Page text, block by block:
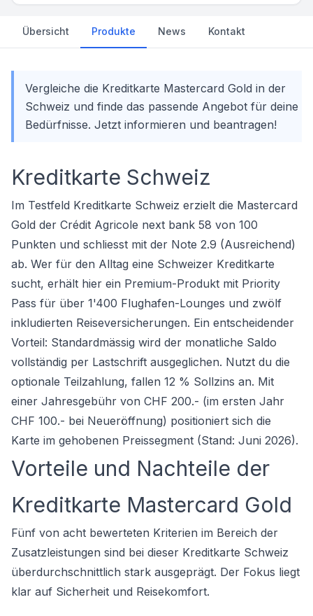
Übersicht Produkte News Kontakt
Vergleiche die Kreditkarte Mastercard Gold in der
Schweiz und finde das passende Angebot für deine
Bedürfnisse. Jetzt informieren und beantragen!
Kreditkarte Schweiz
Im Testfeld Kreditkarte Schweiz erzielt die Mastercard
Gold der Crédit Agricole next bank 58 von 100
Punkten und schliesst mit der Note 2.9 (Ausreichend)
ab. Wer für den Alltag eine Schweizer Kreditkarte
sucht, erhält hier ein Premium-Produkt mit Priority
Pass für über 1'400 Flughafen-Lounges und zwölf
inkludierten Reiseversicherungen. Ein entscheidender
Vorteil: Standardmässig wird der monatliche Saldo
vollständig per Lastschrift ausgeglichen. Nutzt du die
optionale Teilzahlung, fallen 12 % Sollzins an. Mit
einer Jahresgebühr von CHF 200.- (im ersten Jahr
CHF 100.- bei Neueröffnung) positioniert sich die
Karte im gehobenen Preissegment (Stand: Juni 2026).
Vorteile und Nachteile der
Kreditkarte Mastercard Gold
Fünf von acht bewerteten Kriterien im Bereich der
Zusatzleistungen sind bei dieser Kreditkarte Schweiz
überdurchschnittlich stark ausgeprägt. Der Fokus liegt
klar auf Sicherheit und Reisekomfort.